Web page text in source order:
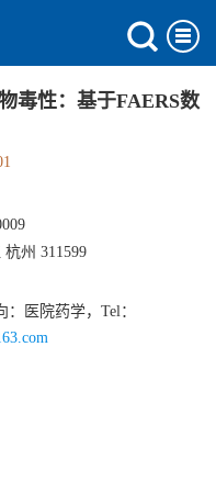
毒性：基于FAERS数
州 311599
医院药学，Tel：